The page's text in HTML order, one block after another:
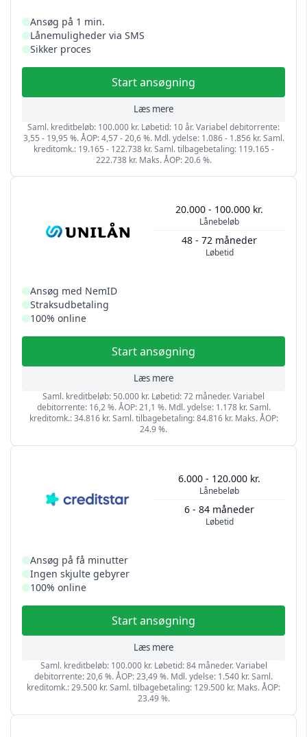
Ansøg på 1 min.
Lånemuligheder via SMS
Sikker proces
Start ansøgning
Læs mere
Saml. kreditbeløb: 100.000 kr. Løbetid: 10 år. Variabel debitorrente:
3,55 - 19,95 %. ÅOP: 4,57 - 20,6 %. Mdl. ydelse: 1.086 - 1.856 kr. Saml.
kreditomk.: 19.165 - 122.738 kr. Saml. tilbagebetaling: 119.165 -
222.738 kr. Maks. ÅOP: 20.6 %.
Lånebeløb
20.000 - 100.000 kr.
Løbetid
48 - 72 måneder
Ansøg med NemID
Straksudbetaling
100% online
Start ansøgning
Læs mere
Saml. kreditbeløb: 50.000 kr. Løbetid: 72 måneder. Variabel
debitorrente: 16,2 %. ÅOP: 21,1 %. Mdl. ydelse: 1.178 kr. Saml.
kreditomk.: 34.816 kr. Saml. tilbagebetaling: 84.816 kr. Maks. ÅOP:
24.9 %.
Lånebeløb
6.000 - 120.000 kr.
Løbetid
6 - 84 måneder
Ansøg på få minutter
Ingen skjulte gebyrer
100% online
Start ansøgning
Læs mere
Saml. kreditbeløb: 100.000 kr. Løbetid: 84 måneder. Variabel
debitorrente: 20,6 %. ÅOP: 23,49 %. Mdl. ydelse: 1.540 kr. Saml.
kreditomk.: 29.500 kr. Saml. tilbagebetaling: 129.500 kr. Maks. ÅOP:
23.49 %.